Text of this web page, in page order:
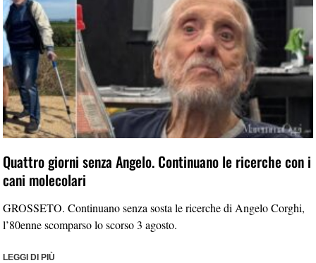
Quattro giorni senza Angelo. Continuano le ricerche con i
cani molecolari
GROSSETO. Continuano senza sosta le ricerche di Angelo Corghi,
l’80enne scomparso lo scorso 3 agosto.
LEGGI DI PIÙ